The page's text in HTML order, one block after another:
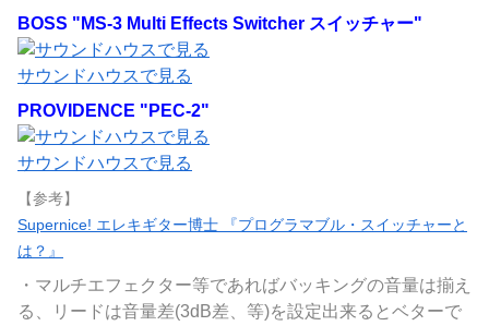
BOSS "MS-3 Multi Effects Switcher スイッチャー"
サウンドハウスで見る
PROVIDENCE "PEC-2"
サウンドハウスで見る
【参考】
Supernice! エレキギター博士 『プログラマブル・スイッチャーと
は？』
・マルチエフェクター等であればバッキングの音量は揃え
る、リードは音量差(3dB差、等)を設定出来るとベターで